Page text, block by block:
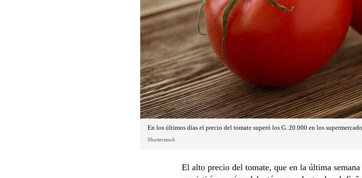
En los últimos días el precio del tomate superó los G. 20.000 en los
Shutterstock
El alto precio del tomate, que en la última